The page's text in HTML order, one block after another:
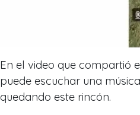
En el video que compartió
puede escuchar una
quedando este rincón.